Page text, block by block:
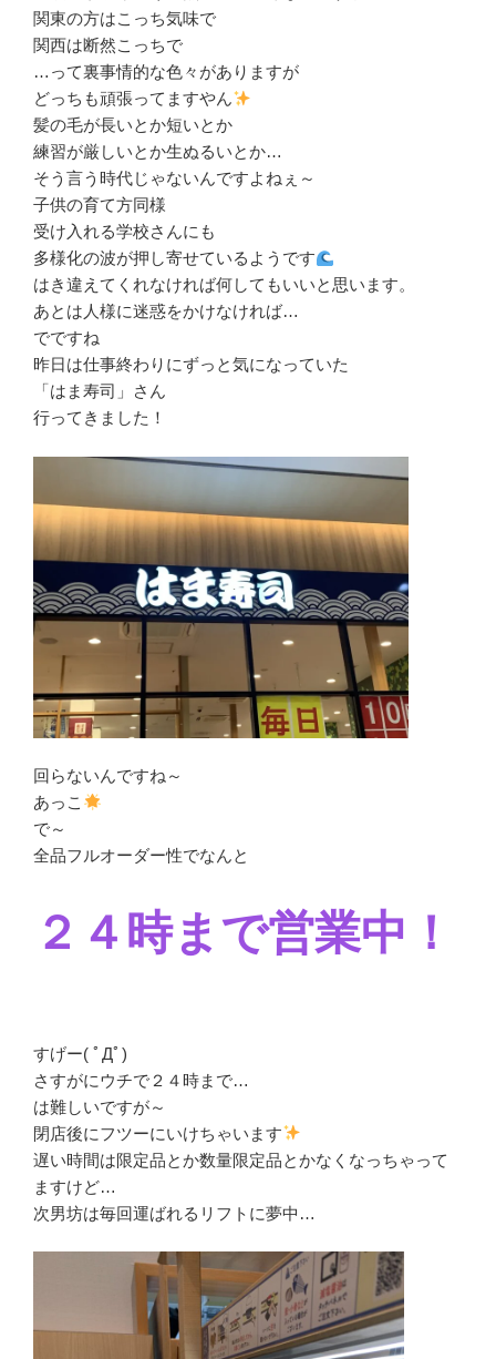
関東の方はこっち気味で
関西は断然こっちで
…って裏事情的な色々がありますが
どっちも頑張ってますやん
髪の毛が長いとか短いとか
練習が厳しいとか生ぬるいとか…
そう言う時代じゃないんですよねぇ～
子供の育て方同様
受け入れる学校さんにも
多様化の波が押し寄せているようです
はき違えてくれなければ何してもいいと思います。
あとは人様に迷惑をかけなければ…
でですね
昨日は仕事終わりにずっと気になっていた
「はま寿司」さん
行ってきました！
回らないんですね～
あっこ
で～
全品フルオーダー性でなんと
２４時まで営業中！
すげー( ﾟДﾟ)
さすがにウチで２４時まで…
は難しいですが～
閉店後にフツーにいけちゃいます
遅い時間は限定品とか数量限定品とかなくなっちゃって
ますけど…
次男坊は毎回運ばれるリフトに夢中…